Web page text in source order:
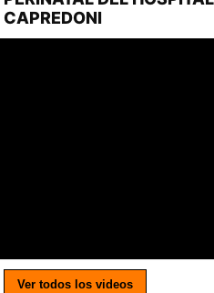
Ver todos los videos